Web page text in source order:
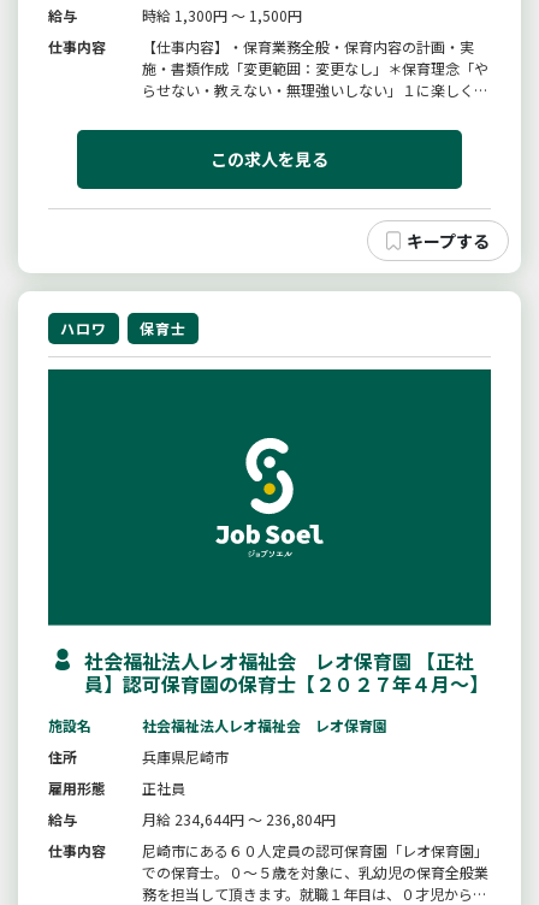
給与
時給 1,300円 ～ 1,500円
仕事内容
【仕事内容】・保育業務全般・保育内容の計画・実
施・書類作成「変更範囲：変更なし」＊保育理念「や
らせない・教えない・無理強いしない」１に楽しく、
は、子どもの可能性を見つけます。私たちは、楽しい
環境づくりの工夫をします。
この求人を見る
ハロワ 保育士
社会福祉法人レオ福祉会 レオ保育園 【正社
員】認可保育園の保育士【２０２７年４月〜】
施設名
社会福祉法人レオ福祉会 レオ保育園
住所
兵庫県尼崎市
雇用形態
正社員
給与
月給 234,644円 ～ 236,804円
仕事内容
尼崎市にある６０人定員の認可保育園「レオ保育園」
での保育士。０〜５歳を対象に、乳幼児の保育全般業
務を担当して頂きます。就職１年目は、０才児から２